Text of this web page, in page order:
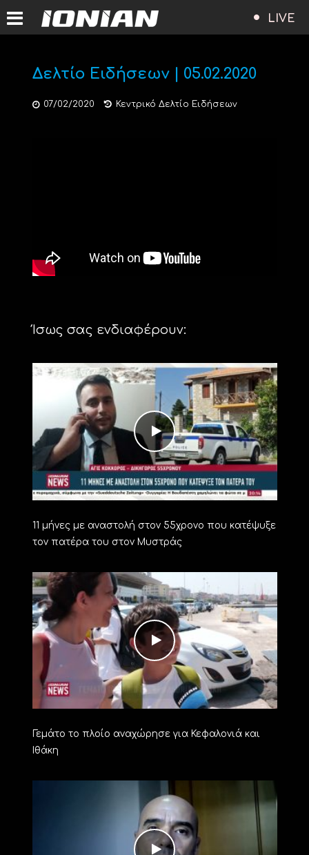
LIVE
Δελτίο Ειδήσεων | 05.02.2020
07/02/2020 Κεντρικό Δελτίο Ειδήσεων
Ίσως σας ενδιαφέρουν:
11 μήνες με αναστολή στον 55χρονο που κατέψυξε
τον πατέρα του στον Μυστράς
Γεμάτο το πλοίο αναχώρησε για Κεφαλονιά και
Ιθάκη